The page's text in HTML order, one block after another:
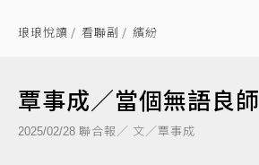
琅琅悅讀 看聯副 繽紛
覃事成／當個無語良師
2025/02/28 聯合報／ 文／覃事成